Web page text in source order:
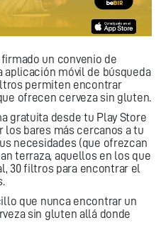
un convenio de
aplicación móvil de búsqueda
permiten encontrar
ofrecen cerveza sin gluten.
gratuita desde tu Play Store
los bares más cercanos a tu
necesidades (que ofrezcan
terraza, aquellos en los que
30 filtros para encontrar el
que nunca encontrar un
sin gluten allá donde